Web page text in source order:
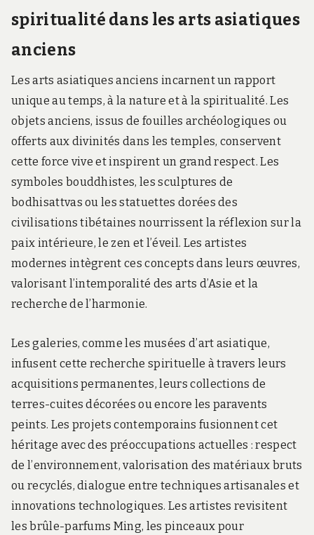
spiritualité dans les arts asiatiques
anciens
Les arts asiatiques anciens incarnent un rapport
unique au temps, à la nature et à la spiritualité. Les
objets anciens, issus de fouilles archéologiques ou
offerts aux divinités dans les temples, conservent
cette force vive et inspirent un grand respect. Les
symboles bouddhistes, les sculptures de
bodhisattvas ou les statuettes dorées des
civilisations tibétaines nourrissent la réflexion sur la
paix intérieure, le zen et l’éveil. Les artistes
modernes intègrent ces concepts dans leurs œuvres,
valorisant l’intemporalité des arts d’Asie et la
recherche de l’harmonie.
Les galeries, comme les musées d’art asiatique,
infusent cette recherche spirituelle à travers leurs
acquisitions permanentes, leurs collections de
terres-cuites décorées ou encore les paravents
peints. Les projets contemporains fusionnent cet
héritage avec des préoccupations actuelles : respect
de l’environnement, valorisation des matériaux bruts
ou recyclés, dialogue entre techniques artisanales et
innovations technologiques. Les artistes revisitent
les brûle-parfums Ming, les pinceaux pour